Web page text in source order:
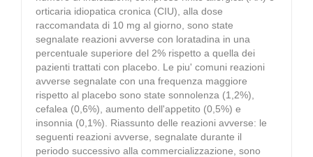
orticaria idiopatica cronica (CIU), alla dose
raccomandata di 10 mg al giorno, sono state
segnalate reazioni avverse con loratadina in una
percentuale superiore del 2% rispetto a quella dei
pazienti trattati con placebo. Le piu' comuni reazioni
avverse segnalate con una frequenza maggiore
rispetto al placebo sono state sonnolenza (1,2%),
cefalea (0,6%), aumento dell'appetito (0,5%) e
insonnia (0,1%). Riassunto delle reazioni avverse: le
seguenti reazioni avverse, segnalate durante il
periodo successivo alla commercializzazione, sono